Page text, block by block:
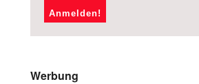
Werbung